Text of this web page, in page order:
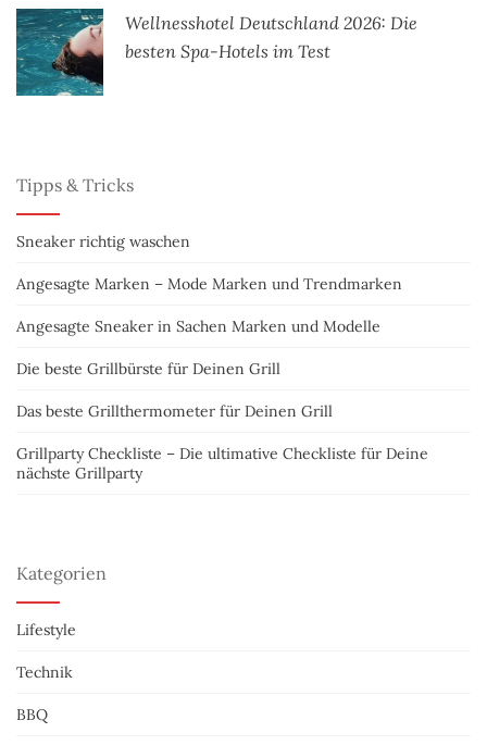
Wellnesshotel Deutschland 2026: Die
besten Spa-Hotels im Test
Tipps & Tricks
Sneaker richtig waschen
Angesagte Marken – Mode Marken und Trendmarken
Angesagte Sneaker in Sachen Marken und Modelle
Die beste Grillbürste für Deinen Grill
Das beste Grillthermometer für Deinen Grill
Grillparty Checkliste – Die ultimative Checkliste für Deine
nächste Grillparty
Kategorien
Lifestyle
Technik
BBQ